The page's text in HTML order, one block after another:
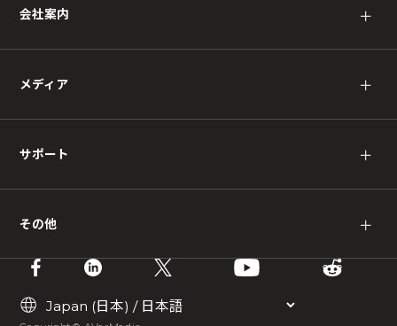
会社案内 ＋
メディア ＋
サポート ＋
その他 ＋